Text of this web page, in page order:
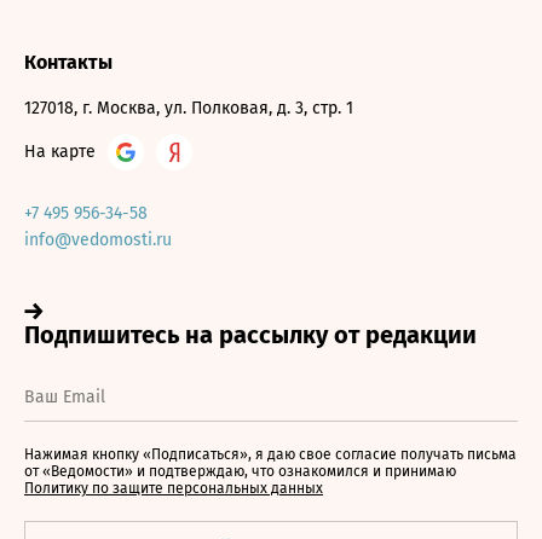
Контакты
127018, г. Москва, ул. Полковая, д. 3, стр. 1
На карте
+7 495 956-34-58
info@vedomosti.ru
Нажимая кнопку «Подписаться», я даю свое согласие получать письма
от «Ведомости» и подтверждаю, что ознакомился и принимаю
Политику по защите персональных данных